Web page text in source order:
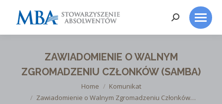
Search:
ZAWIADOMIENIE O WALNYM
ZGROMADZENIU CZŁONKÓW (SAMBA)
Home
Komunikat
Zawiadomienie o Walnym Zgromadzeniu Członków…